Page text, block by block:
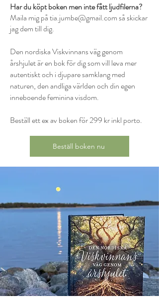
Har du köpt boken men inte fått ljudfilerna?
Maila mig på tia.jumbe@gmail.com så skickar
jag dem till dig.
Den nordiska Viskvinnans väg genom
årshjulet är en bok för dig som vill leva mer
autentiskt och i djupare samklang med
naturen, den andliga världen och din egen
inneboende feminina visdom.
Beställ ett ex av boken för 299 kr inkl porto.
Beställ boken nu